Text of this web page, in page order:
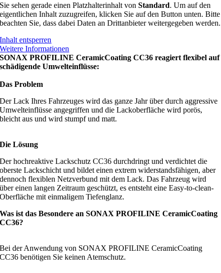
Sie sehen gerade einen Platzhalterinhalt vonStandard. Um auf den
eigentlichen Inhalt zuzugreifen, klicken Sie auf den Button unten. Bitte
beachten Sie, dass dabei Daten an Drittanbieter weitergegeben werden.
Inhalt entsperren
Weitere Informationen
SONAX PROFILINE CeramicCoating CC36 reagiert flexibel auf
schädigende Umwelteinflüsse:
Das Problem
Der Lack Ihres Fahrzeuges wird das ganze Jahr über durch aggressive
Umwelteinflüsse angegriffen und die Lackoberfläche wird porös,
bleicht aus und wird stumpf und matt.
Die Lösung
Der hochreaktive Lackschutz CC36 durchdringt und verdichtet die
oberste Lackschicht und bildet einen extrem widerstandsfähigen, aber
dennoch flexiblen Netzverbund mit dem Lack. Das Fahrzeug wird
über einen langen Zeitraum geschützt, es entsteht eine Easy-to-clean-
Oberfläche mit einmaligem Tiefenglanz.
Was ist das Besondere an SONAX PROFILINE CeramicCoating
CC36?
Bei der Anwendung von SONAX PROFILINE CeramicCoating
CC36 benötigen Sie keinen Atemschutz.